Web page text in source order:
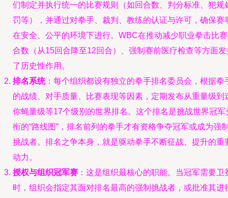
们制定并执行统一的比赛规则（如回合数、判分标准、犯规
罚等），并通过对拳手、裁判、教练的认证与许可，确保赛
在安全、公平的环境下进行。WBC在推动减少职业拳击比
合数（从15回合降至12回合）、强制赛前医疗检查等方面发
了历史性作用。
排名系统：每个组织都设有独立的拳手排名委员会，根据拳
的战绩、对手质量、比赛表现等因素，定期发布从重量级到
你蝇量级等17个级别的世界排名。这个排名是挑战世界冠军
衔的“路线图”，排名前列的拳手才有资格争夺冠军或成为强
挑战者。排名之争本身，就是驱动拳手不断征战、提升的重
动力。
授权与组织冠军赛 ：这是组织最核心的职能。当冠军需要卫
时，组织会指定其面对排名最高的强制挑战者，或批准其进